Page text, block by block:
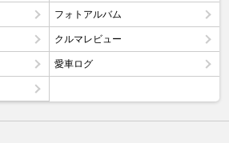
フォトアルバム
クルマレビュー
愛車ログ